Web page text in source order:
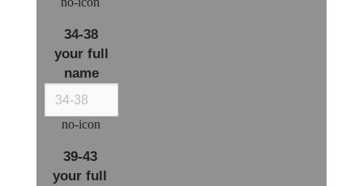
34-38
your full
name
no-icon
39-43
your full